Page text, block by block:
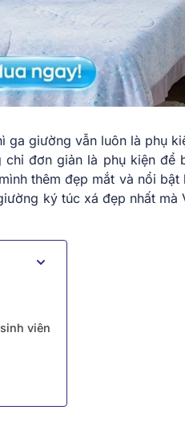
giường vẫn luôn là phụ
chỉ đơn giản là phụ kiện để
thêm đẹp mắt và nổi bật
ký túc xá đẹp nhất mà
viên